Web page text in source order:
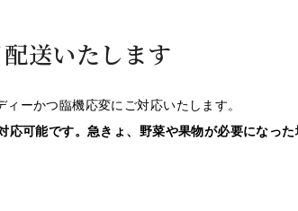
送いたします
ーかつ臨機応変にご対応いたします。
可能です。急きょ、野菜や果物が必要になっ